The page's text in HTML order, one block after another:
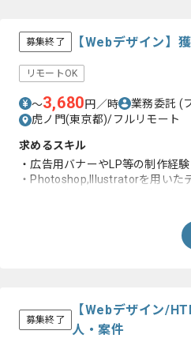
募集終了 【Webデザイン】
リモートOK
〜3,680円／時 業務委託 (
虎ノ門(東京都)/フルリモート
求めるスキル
・広告用バナーやLP等の制作経験
・Photoshop,Illustratorを用いた
募集終了
【Webデザイン/
人・案件